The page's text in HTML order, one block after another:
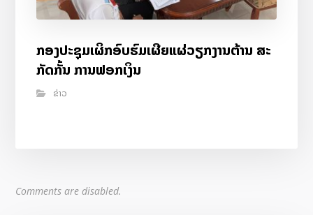
ກອງປະຊຸມເຜິກອົບຮົມເຜີຍແຜ່ວຽກງານຕ້ານ ສະ
ກັດກັ້ນ ການຟອກເງິນ
ຂ່າວ
Comments are disabled.